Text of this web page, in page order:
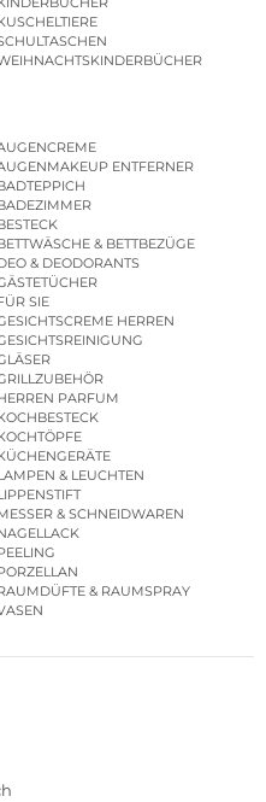
ENTFERNER
& BETTBEZÜGE
& DEODORANTS
SIE
HERREN
PARFUM
& LEUCHTEN
& SCHNEIDWAREN
& RAUMSPRAY